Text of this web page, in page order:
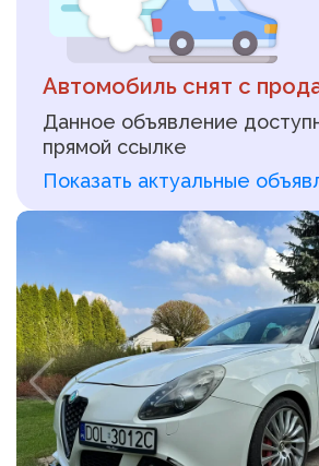
Автомобиль снят с
Данное объявление
прямой ссылке
Показать актуальные